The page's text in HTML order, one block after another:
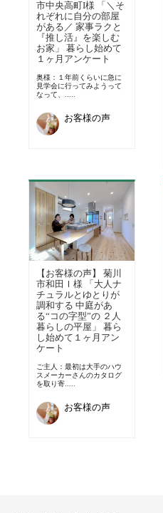
市中央高町I様 「＼そ
れぞれに自分の部屋
がある／ 家事ラクと
『推し活』を楽しむ
お家」 暮らし始めて
１ヶ月アンケート
奥様：１年前くらいに急に
見学会に行ってみようって
なって、.....
お客様の声
【お客様の声】 菊川
市和田Ｉ様 「大人ナ
チュラルとゆとりが
調和する 中庭があ
る“コの字型”の ２人
暮らしの平屋」 暮ら
し始めて１ヶ月アン
ケート
ご主人：最初は大手のハウ
スメーカーさんのカタログ
を取り寄.....
お客様の声